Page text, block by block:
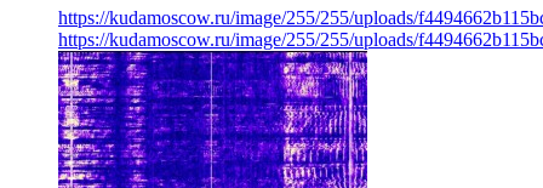
https://kudamoscow.ru/image/255/255/uploads/
https://kudamoscow.ru/image/255/255/uploads/